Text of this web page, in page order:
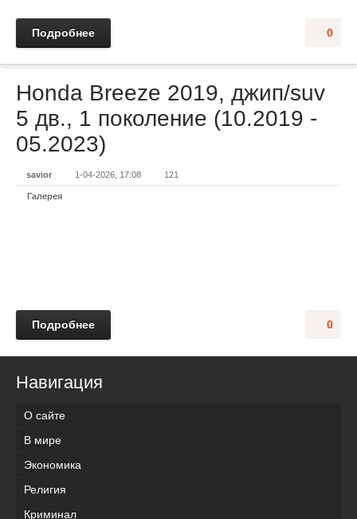
0
Подробнее
Honda Breeze 2019, джип/suv
5 дв., 1 поколение (10.2019 -
05.2023)
savior 1-04-2026, 17:08 121
Галерея
0
Подробнее
Навигация
О сайте
В мире
Экономика
Религия
Криминал